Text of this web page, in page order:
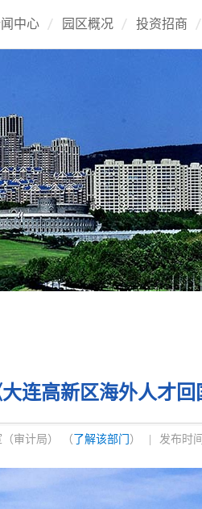
中心 园区概况 投资招商
连高新区海外人才回
审计局） （ 了解该部门 ） 发布时